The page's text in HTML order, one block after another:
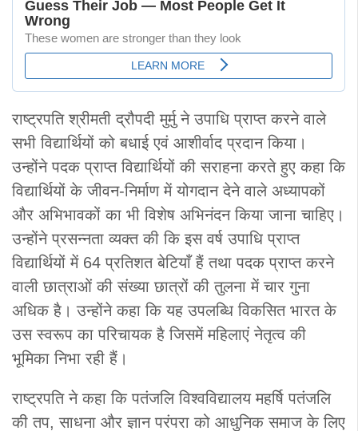
राष्ट्रपति श्रीमती द्रौपदी मुर्मु ने उपाधि प्राप्त करने वाले
सभी विद्यार्थियों को बधाई एवं आशीर्वाद प्रदान किया।
उन्होंने पदक प्राप्त विद्यार्थियों की सराहना करते हुए कहा कि
विद्यार्थियों के जीवन-निर्माण में योगदान देने वाले अध्यापकों
और अभिभावकों का भी विशेष अभिनंदन किया जाना चाहिए।
उन्होंने प्रसन्नता व्यक्त की कि इस वर्ष उपाधि प्राप्त
विद्यार्थियों में 64 प्रतिशत बेटियाँ हैं तथा पदक प्राप्त करने
वाली छात्राओं की संख्या छात्रों की तुलना में चार गुना
अधिक है। उन्होंने कहा कि यह उपलब्धि विकसित भारत के
उस स्वरूप का परिचायक है जिसमें महिलाएं नेतृत्व की
भूमिका निभा रही हैं।
राष्ट्रपति ने कहा कि पतंजलि विश्वविद्यालय महर्षि पतंजलि
की तप, साधना और ज्ञान परंपरा को आधुनिक समाज के लिए